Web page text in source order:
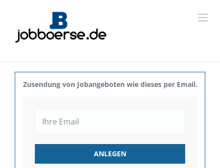
Zusendung von Jobangeboten wie dieses per Email.